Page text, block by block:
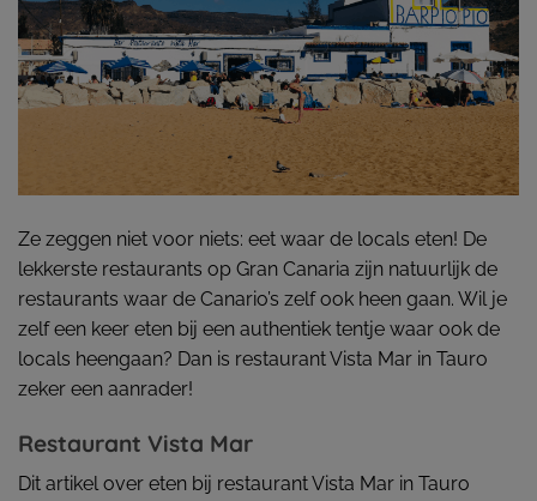
Ze zeggen niet voor niets: eet waar de locals eten! De
lekkerste restaurants op Gran Canaria zijn natuurlijk de
restaurants waar de Canario’s zelf ook heen gaan. Wil je
zelf een keer eten bij een authentiek tentje waar ook de
locals heengaan? Dan is restaurant Vista Mar in Tauro
zeker een aanrader!
Restaurant Vista Mar
Dit artikel over eten bij restaurant Vista Mar in Tauro